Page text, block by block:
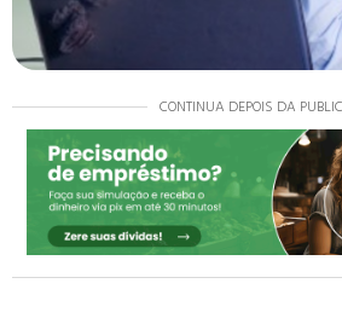
CONTINUA DEPOIS DA